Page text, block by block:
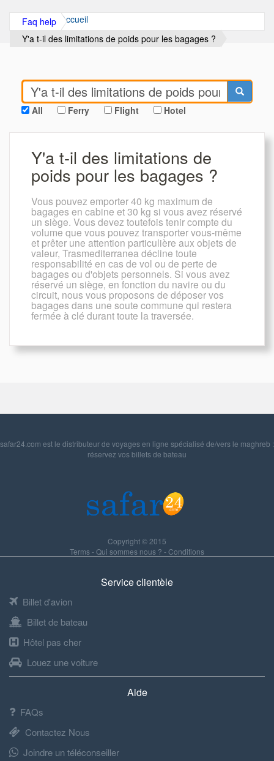
Accueil
Faq help
Y'a t-il des limitations de poids pour les bagages ?
All Ferry Flight Hotel
Y'a t-il des limitations de
poids pour les bagages ?
Vous pouvez emporter 40 kg maximum de
bagages en cabine et 30 kg si vous avez réservé
un siège. Vous devez toutefois tenir compte du
volume que vous pouvez transporter vous-même
et prêter une attention particulière aux objets de
valeur, Trasmediterranea décline toute
responsabilité en cas de vol ou de perte de
bagages ou d'objets personnels. Si vous avez
réservé un siège, en fonction du navire ou du
circuit, nous vous proposons de déposer vos
bagages dans une soute commune qui restera
fermée à clé durant toute la traversée.
safar24.com est le distributeur de voyages en ligne spécialisé de/vers le maghreb :
réservez vos billets de bateau
Copyright © 2015
Terms-Qui sommes nous ? -Conditions
Service clientèle
Billet d'avion
Billet de bateau
Hôtel pas cher
Louez une voiture
Aide
FAQs
Contactez Nous
Joindre un téléconseiller